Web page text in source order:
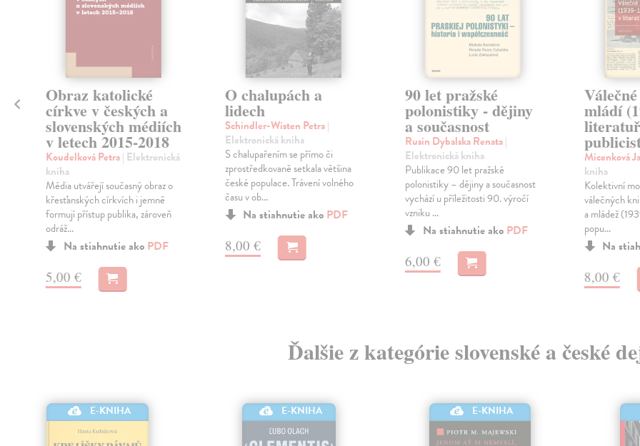
Obraz katolické
církve v českých a
slovenských médiích
v letech 2015-2018
Koudelková Petra| Elektronická
kniha
Média utvářejí současný obraz o
křesťanských církvích i jemně
formují přístup publika, zároveň
odráž...
Na stiahnutie ako PDF
5,00 €
O chalupách a
lidech
Schindler-Wisten Petra|
Elektronická kniha
S chalupařením se přímo či
zprostředkovaně setkala většina
české populace. Trávení volného
času v ob...
Na stiahnutie ako PDF
8,00 €
90 let pražské
polonistiky - dějiny
a současnost
Rusin Dybalska Renata|
Elektronická kniha
Publikace 90 let pražské
polonistiky – dějiny a současnost
vychází u příležitosti 90. výročí
vzniku ...
Na stiahnutie ako PDF
6,00 €
mládí
Micenková
kniha
Kolektivní
válečných
a mládež
popu...
Na
8,00 €
Ďalšie z kategórie slovenské a české
E-KNIHA E-KNIHA E-KNIHA